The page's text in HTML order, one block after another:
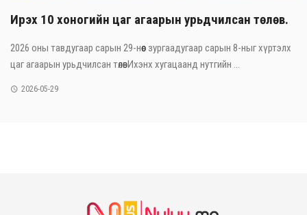
Ирэх 10 хоногийн цаг агаарын урьдчилсан төлөв.
2026 оны тавдугаар сарын 29-нөөс зургаадугаар сарын 8-ныг хүртэлх
цаг агаарын урьдчилсан төлөвИхэнх хугацаанд нутгийн ...
2026-05-29